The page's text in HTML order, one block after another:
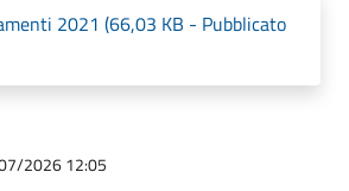
2021 (66,03 KB - Pubblicato
2026 12:05